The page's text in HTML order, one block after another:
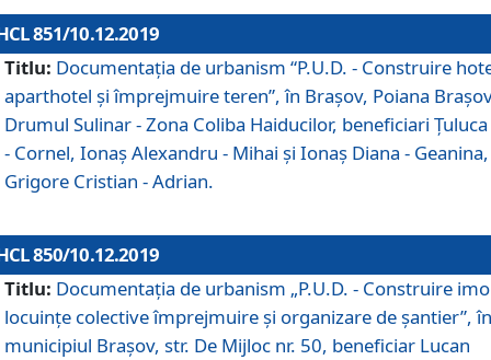
851/10.12.2019
Titlu: Documentaţia de urbanism “P.U.D. - Construire
aparthotel şi împrejmuire teren”, în Braşov, Poiana
Drumul Sulinar - Zona Coliba Haiducilor, beneficiari
- Cornel, Ionaş Alexandru - Mihai şi Ionaş Diana - Geanina,
Grigore Cristian - Adrian.
850/10.12.2019
Titlu: Documentaţia de urbanism „P.U.D. - Construire
locuințe colective împrejmuire și organizare de șantier”, în
municipiul Braşov, str. De Mijloc nr. 50, beneficiar Lucan